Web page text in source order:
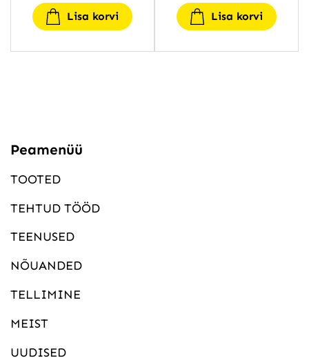
Lisa korvi Lisa korvi
Peamenüü
TOOTED
TEHTUD TÖÖD
TEENUSED
NÕUANDED
TELLIMINE
MEIST
UUDISED